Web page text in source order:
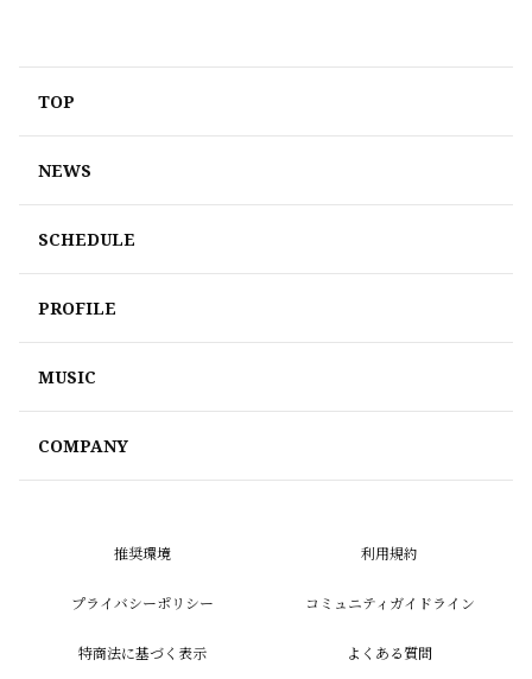
TOP
NEWS
SCHEDULE
PROFILE
MUSIC
COMPANY
推奨環境 利用規約
プライバシーポリシー コミュニティガイドライン
特商法に基づく表示 よくある質問